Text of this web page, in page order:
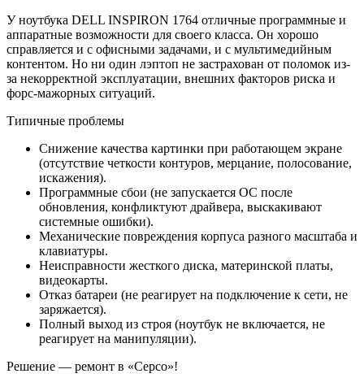
У ноутбука DELL INSPIRON 1764 отличные программные и
аппаратные возможности для своего класса. Он хорошо
справляется и с офисными задачами, и с мультимедийным
контентом. Но ни один лэптоп не застрахован от поломок из-
за некорректной эксплуатации, внешних факторов риска и
форс-мажорных ситуаций.
Типичные проблемы
Снижение качества картинки при работающем экране
(отсутствие четкости контуров, мерцание, полосование,
искажения).
Программные сбои (не запускается ОС после
обновления, конфликтуют драйвера, выскакивают
системные ошибки).
Механические повреждения корпуса разного масштаба и
клавиатуры.
Неисправности жесткого диска, материнской платы,
видеокарты.
Отказ батареи (не реагирует на подключение к сети, не
заряжается).
Полный выход из строя (ноутбук не включается, не
реагирует на манипуляции).
Решение — ремонт в «Серсо»!